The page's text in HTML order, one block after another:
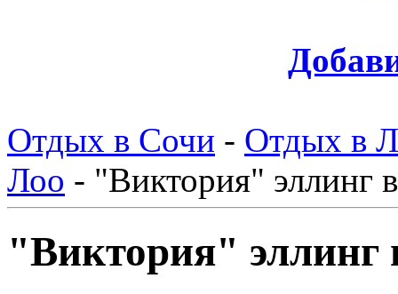
Отдых в Сочи - Отдых в
Лоо - "Виктория" эллинг
"Виктория" эллинг